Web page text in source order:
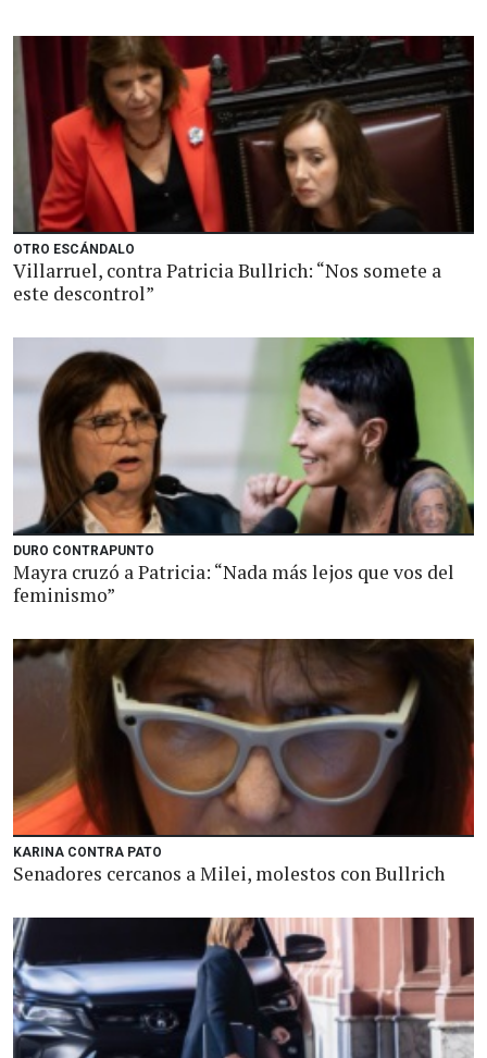
OTRO ESCÁNDALO
Villarruel, contra Patricia Bullrich: “Nos somete a
este descontrol”
DURO CONTRAPUNTO
Mayra cruzó a Patricia: “Nada más lejos que vos del
feminismo”
KARINA CONTRA PATO
Senadores cercanos a Milei, molestos con Bullrich